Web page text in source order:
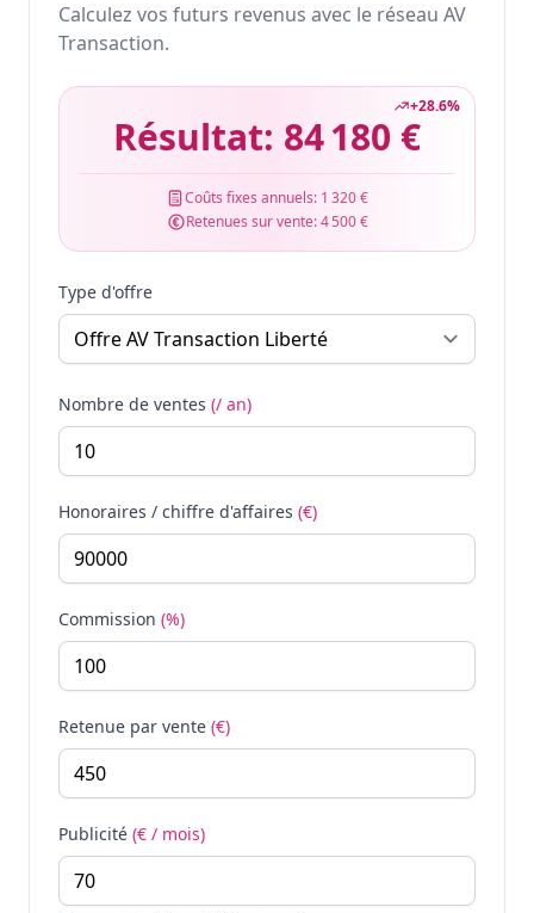
Calculez vos futurs revenus avec le réseau AV
Transaction.
+28.6%
Résultat: 84 180 €
Coûts fixes annuels: 1 320 €
Retenues sur vente:4 500 €
Type d'offre
Nombre de ventes (/ an)
Honoraires / chiffre d'affaires (€)
Commission (%)
Retenue par vente (€)
Publicité (€ / mois)